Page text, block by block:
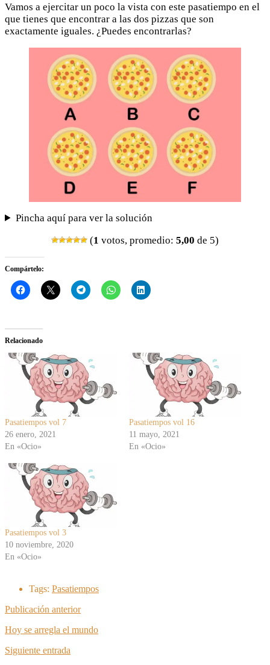
Vamos a ejercitar un poco la vista con este pasatiempo en el
que tienes que encontrar a las dos pizzas que son
exactamente iguales. ¿Puedes encontrarlas?
Pincha aquí para ver la solución
(1 votos, promedio: 5,00 de 5)
Compártelo:
Relacionado
Pasatiempos vol 7
26 enero, 2021
En «Ocio»
Pasatiempos vol 16
11 mayo, 2021
En «Ocio»
Pasatiempos vol 3
10 noviembre, 2020
En «Ocio»
Tags: Pasatiempos
Publicación anterior
Hoy se arregla el mundo
Siguiente entrada